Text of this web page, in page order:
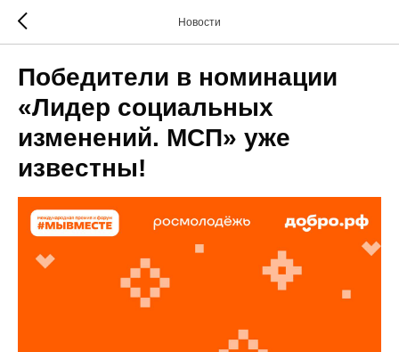
Новости
Победители в номинации
«Лидер социальных
изменений. МСП» уже
известны!